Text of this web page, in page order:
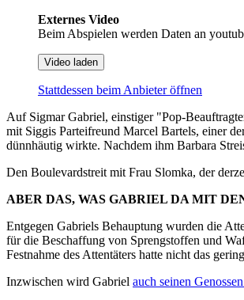
Externes Video
Beim Abspielen werden Daten an
Video laden
Stattdessen beim Anbieter öffnen
Auf Sigmar Gabriel, einstiger "Pop-
mit Siggis Parteifreund Marcel Bartels, einer
dünnhäutig wirkte. Nachdem ihm Barbara
Den Boulevardstreit mit Frau Slomka, der
ABER DAS, WAS GABRIEL DA MIT
Entgegen Gabriels Behauptung wurden die
für die Beschaffung von Sprengstoffen und
Festnahme des Attentäters hatte nicht das
Inzwischen wird Gabriel auch seinen